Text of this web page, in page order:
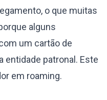
o que muitas
alguns
um cartão de
entidade patronal. Este
em roaming.